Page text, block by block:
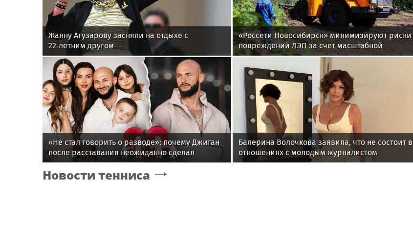
Жанну Агузарову засняли на отдыхе с
22‑летним другом
«Россети Новосибирск» минимизируют риски
повреждений ЛЭП за счет масштабной
расчистки просек
«Не стал говорить о разводе»: почему Джиган
после расставания неожиданно сделал
главным своих детей
Балерина Волочкова заявила, что не состоит в
отношениях с молодым журналистом
Новости тенниса